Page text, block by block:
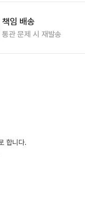
책임 배송
통관 문제 시 재발송
합니다.